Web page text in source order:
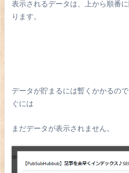
表示されるデータは、上から順番
ります。
データが貯まるには暫くかかるの
ぐには
まだデータが表示されません。